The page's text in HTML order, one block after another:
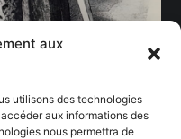
aux
utilisons des technologies
aux informations des
nous permettra de